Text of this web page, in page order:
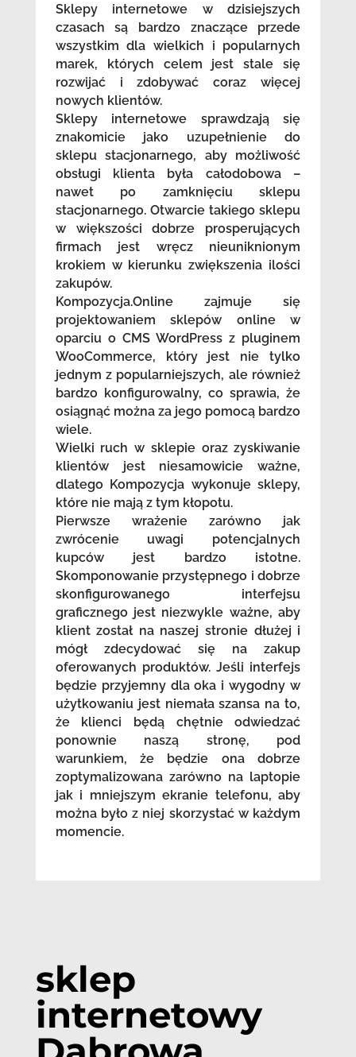
Sklepy internetowe w dzisiejszych
czasach są bardzo znaczące przede
wszystkim dla wielkich i popularnych
marek, których celem jest stale się
rozwijać i zdobywać coraz więcej
nowych klientów.
Sklepy internetowe sprawdzają się
znakomicie jako uzupełnienie do
sklepu stacjonarnego, aby możliwość
obsługi klienta była całodobowa –
nawet po zamknięciu sklepu
stacjonarnego. Otwarcie takiego sklepu
w większości dobrze prosperujących
firmach jest wręcz nieuniknionym
krokiem w kierunku zwiększenia ilości
zakupów.
Kompozycja.Online zajmuje się
projektowaniem sklepów online w
oparciu o CMS WordPress z pluginem
WooCommerce, który jest nie tylko
jednym z popularniejszych, ale również
bardzo konfigurowalny, co sprawia, że
osiągnąć można za jego pomocą bardzo
wiele.
Wielki ruch w sklepie oraz zyskiwanie
klientów jest niesamowicie ważne,
dlatego Kompozycja wykonuje sklepy,
które nie mają z tym kłopotu.
Pierwsze wrażenie zarówno jak
zwrócenie uwagi potencjalnych
kupców jest bardzo istotne.
Skomponowanie przystępnego i dobrze
skonfigurowanego interfejsu
graficznego jest niezwykle ważne, aby
klient został na naszej stronie dłużej i
mógł zdecydować się na zakup
oferowanych produktów. Jeśli interfejs
będzie przyjemny dla oka i wygodny w
użytkowaniu jest niemała szansa na to,
że klienci będą chętnie odwiedzać
ponownie naszą stronę, pod
warunkiem, że będzie ona dobrze
zoptymalizowana zarówno na laptopie
jak i mniejszym ekranie telefonu, aby
można było z niej skorzystać w każdym
momencie.
sklep
internetowy